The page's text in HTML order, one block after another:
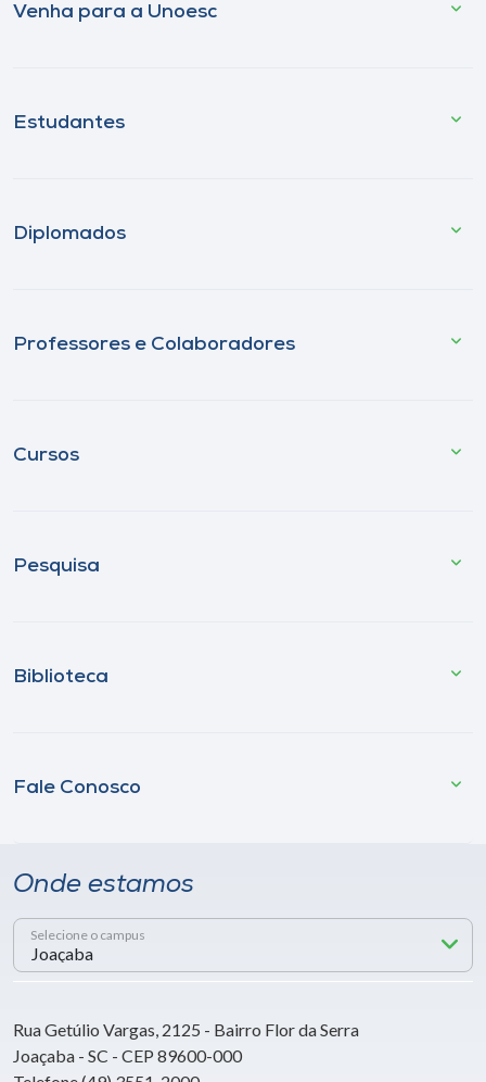
Venha para a Unoesc
Estudantes
Diplomados
Professores e Colaboradores
Cursos
Pesquisa
Biblioteca
Fale Conosco
Onde estamos
Selecione o campus
Rua Getúlio Vargas, 2125 - Bairro Flor da Serra
Joaçaba - SC - CEP 89600-000